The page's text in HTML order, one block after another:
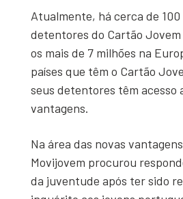
Atualmente, há cerca de 100
detentores do Cartão
os mais de 7 milhões na
países que têm o Cartão
seus detentores têm acesso
vantagens.
Na área das novas
Movijovem procurou
da juventude após ter sido